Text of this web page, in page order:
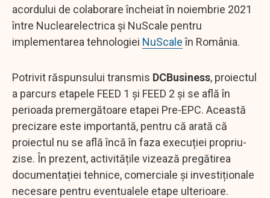
acordului de colaborare încheiat în noiembrie 2021
între Nuclearelectrica și NuScale pentru
implementarea tehnologiei NuScaleîn România.
Potrivit răspunsului transmis DCBusiness, proiectul
a parcurs etapele FEED 1 și FEED 2 și se află în
perioada premergătoare etapei Pre-EPC. Această
precizare este importantă, pentru că arată că
proiectul nu se află încă în faza execuției propriu-
zise. În prezent, activitățile vizează pregătirea
documentației tehnice, comerciale și investiționale
necesare pentru eventualele etape ulterioare.